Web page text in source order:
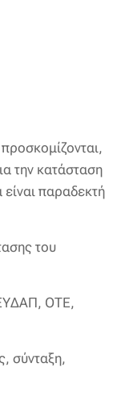
την κατάσταση
είναι παραδεκτή
του
ΟΤΕ,
σύνταξη,